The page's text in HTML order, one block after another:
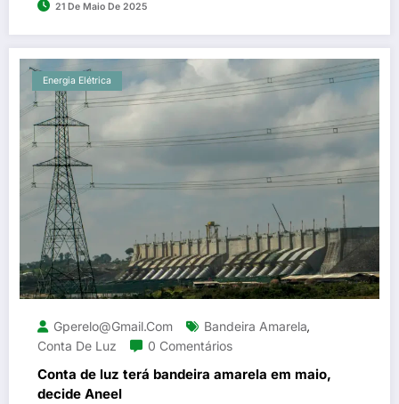
21 De Maio De 2025
Energia Elétrica
Gperelo@gmail.com Bandeira Amarela,
Conta De Luz
0 Comentários
Conta de luz terá bandeira amarela em maio,
decide Aneel